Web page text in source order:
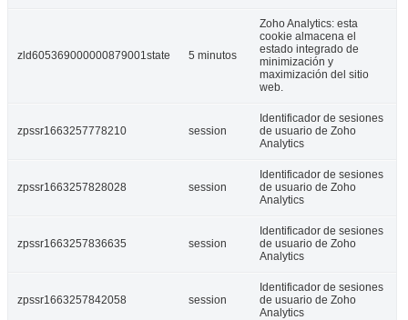
zld605369000000879001state 5 minutos
Zoho Analytics: esta
cookie almacena el
estado integrado de
minimización y
maximización del sitio
web.
zpssr1663257778210 session
Identificador de sesiones
de usuario de Zoho
Analytics
zpssr1663257828028 session
Identificador de sesiones
de usuario de Zoho
Analytics
zpssr1663257836635 session
Identificador de sesiones
de usuario de Zoho
Analytics
zpssr1663257842058 session
Identificador de sesiones
de usuario de Zoho
Analytics